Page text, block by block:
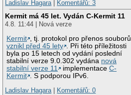
Ladislav Hagara| Komentářů: 3
Kermit má 45 let. Vydán C-Kermit 11
4.8. 11:44 | Nová verze
Kermit
, tj. protokol pro přenos souborů,
vznikl před 45 lety
. Při této příležitosti
byla po 15 letech od vydání poslední
stabilní verze 9.0.302 vydána nová
stabilní verze 11
implementaceC-
Kermit
. S podporou IPv6.
Ladislav Hagara| Komentářů: 0